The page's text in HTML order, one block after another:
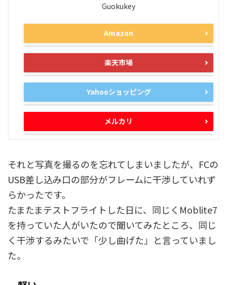
Guokukey
Amazon
楽天市場
Yahooショッピング
メルカリ
それと写真を撮るのを忘れてしまいましたが、FCの
USB差し込み口の部分がフレームに干渉していれず
らかったです。
たまたまテストフライトした日に、同じくMoblite7
を持っていた人がいたので聞いてみたところ、同じ
く干渉するみたいで「少し曲げた」と言っていまし
た。